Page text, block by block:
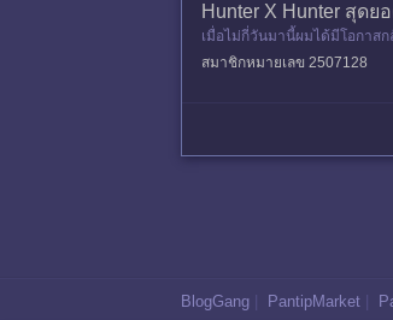
Hunter X Hunter สุดย
เมื่อไม่กี่วันมานี้ผมได้มีโอกาส
องนี้ใน
สมาชิกหมายเลข 2507128
BlogGang PantipMarket